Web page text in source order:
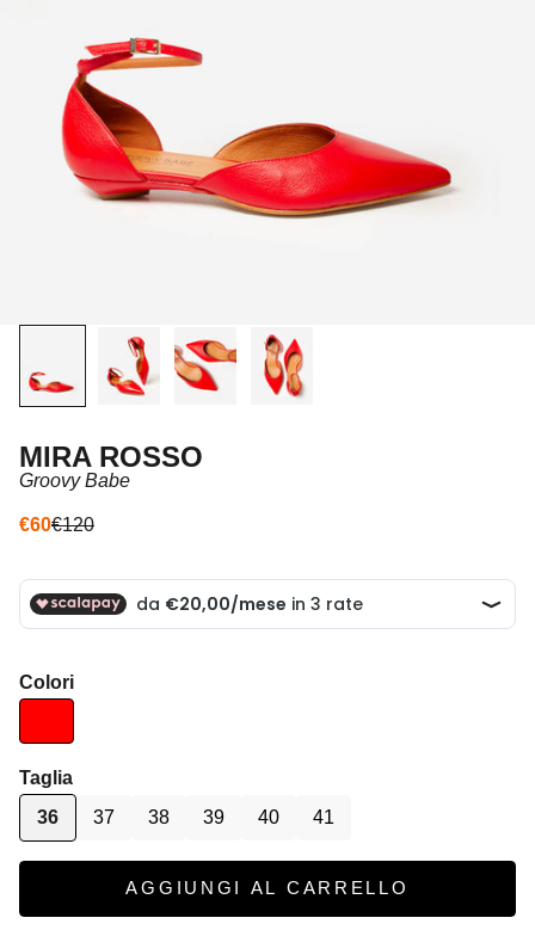
MIRA ROSSO
Groovy Babe
Prezzo scontato
€60Prezzo
€120
Colori
Taglia
36
37 38 39 40 41
AGGIUNGI AL CARRELLO